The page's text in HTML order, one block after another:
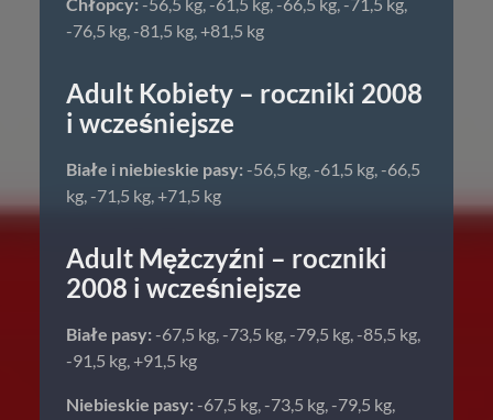
Chłopcy: -56,5 kg, -61,5 kg, -66,5 kg, -71,5 kg,
-76,5 kg, -81,5 kg, +81,5 kg
Adult Kobiety – roczniki 2008
i wcześniejsze
Białe i niebieskie pasy: -56,5 kg, -61,5 kg, -66,5
kg, -71,5 kg, +71,5 kg
Adult Mężczyźni – roczniki
2008 i wcześniejsze
Białe pasy:-67,5 kg, -73,5 kg, -79,5 kg, -85,5 kg,
-91,5 kg, +91,5 kg
Niebieskie pasy:-67,5 kg, -73,5 kg, -79,5 kg,